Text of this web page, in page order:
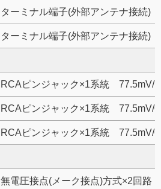
ターミナル端子(外部アンテナ接続)
ターミナル端子(外部アンテナ接続)
RCAピンジャック×1系統 77.5mV/
RCAピンジャック×1系統 77.5mV/
RCAピンジャック×1系統 77.5mV/
無電圧接点(メーク接点)方式×2回路